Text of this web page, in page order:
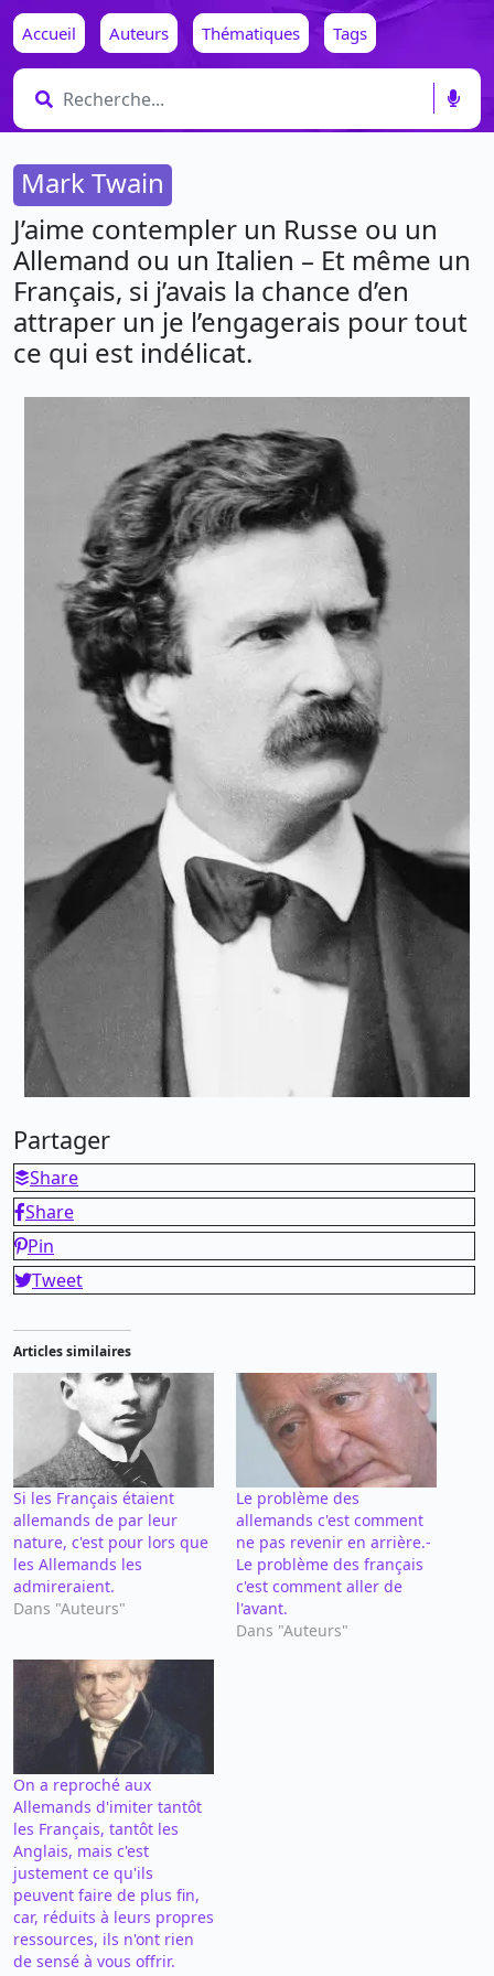
Accueil Auteurs Thématiques Tags
Mark Twain
J’aime contempler un Russe ou un
Allemand ou un Italien – Et même un
Français, si j’avais la chance d’en
attraper un je l’engagerais pour tout
ce qui est indélicat.
Partager
Share
Share
Pin
Tweet
Articles similaires
Si les Français étaient
allemands de par leur
nature, c'est pour lors que
les Allemands les
admireraient.
Dans "Auteurs"
Le problème des
allemands c'est comment
ne pas revenir en arrière.-
Le problème des français
c'est comment aller de
l'avant.
Dans "Auteurs"
On a reproché aux
Allemands d'imiter tantôt
les Français, tantôt les
Anglais, mais c'est
justement ce qu'ils
peuvent faire de plus fin,
car, réduits à leurs propres
ressources, ils n'ont rien
de sensé à vous offrir.